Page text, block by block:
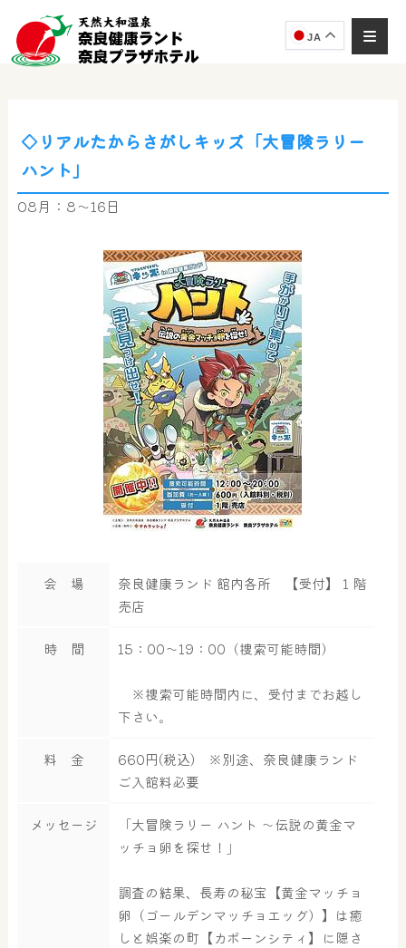
JA
◇リアルたからさがしキッズ「大冒険ラリー
ハント」
08月：8～16日
会 場
奈良健康ランド 館内各所 【受付】１階
売店
時 間 15：00～19：00（捜索可能時間）
※捜索可能時間内に、受付までお越し
下さい。
料 金
660円(税込) ※別途、奈良健康ランド
ご入館料必要
メッセージ
「大冒険ラリー ハント ～伝説の黄金マ
ッチョ卵を探せ！」
調査の結果、長寿の秘宝【黄金マッチョ
卵（ゴールデンマッチョエッグ）】は癒
しと娯楽の町【カポーンシティ】に隠さ